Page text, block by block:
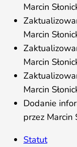
Marcin
Marcin
Marcin
Marcin
Dodanie
przez Marcin
Statut